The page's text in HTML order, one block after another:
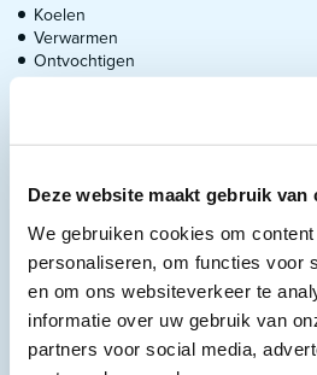
Deze website maakt gebruik van
We gebruiken cookies om
personaliseren, om functies voor
en om ons websiteverkeer te
informatie over uw gebruik van
partners voor social media,
Koelen
Verwarmen
Ontvochtigen
Ventileren
Minder goed geïsoleerde woning : 40
Deze airco beschikt over een PM2,5
allergenen en microdeeltjes op en
PM2,5 filter haalt stof, vuil en bacteriën
deeltjes zijn ontstaan door de mens